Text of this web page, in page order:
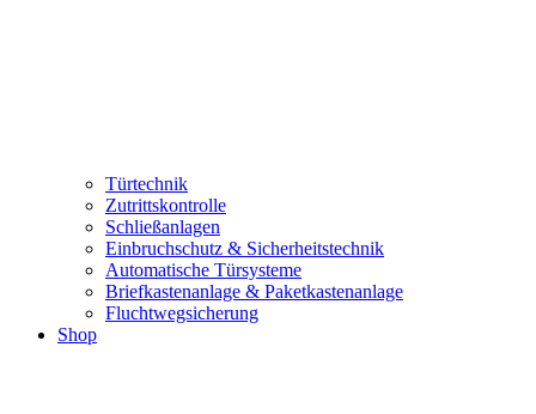
Türtechnik
Zutrittskontrolle
Schließanlagen
Einbruchschutz & Sicherheitstechnik
Automatische Türsysteme
Briefkastenanlage & Paketkastenanlage
Fluchtwegsicherung
Shop